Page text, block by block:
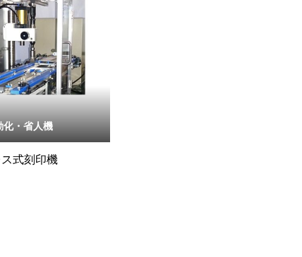
化・省人機
式刻印機